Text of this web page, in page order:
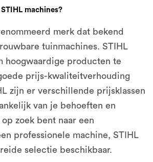
machines?
merk dat bekend
tuinmachines. STIHL
hoogwaardige producten te
prijs-kwaliteitverhouding
zijn er verschillende prijsklassen
van je behoeften en
zoek bent naar een
professionele machine, STIHL
selectie beschikbaar.